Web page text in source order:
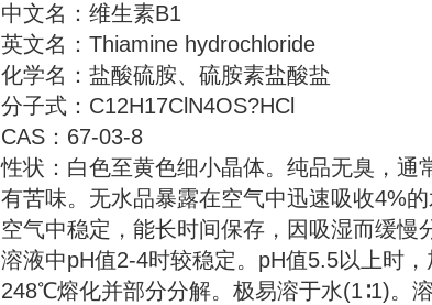
中文名：维生素B1
英文名：Thiamine hydrochloride
化学名：盐酸硫胺、硫胺素盐酸盐
分子式：C12H17ClN4OS?HCl
CAS：67-03-8
性状：白色至黄色细小晶体。纯品无臭，
有苦味。无水品暴露在空气中迅速吸收4%
空气中稳定，能长时间保存，因吸湿而缓
溶液中pH值2-4时较稳定。pH值5.5以上时
248℃熔化并部分分解。极易溶于水(1∶1)。